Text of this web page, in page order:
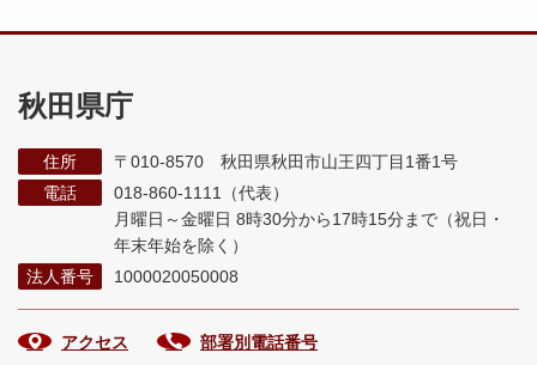
秋田県庁
住所
〒010-8570 秋田県秋田市山王四丁目1番1号
電話
018-860-1111（代表）
月曜日～金曜日 8時30分から17時15分まで （祝日・
年末年始を除く）
法人番号
1000020050008
アクセス 部署別電話番号